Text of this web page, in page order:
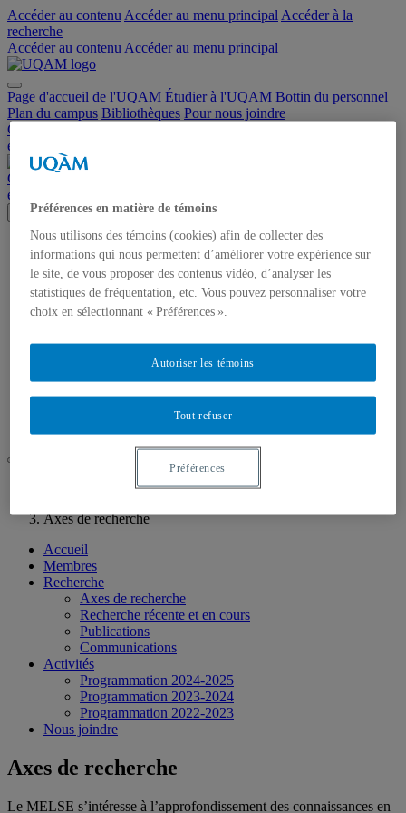
Accéder au contenu Accéder au menu principal Accéder à la
recherche
Accéder au contenu Accéder au menu principal
Page d'accueil de l'UQAM Étudier à l'UQAM Bottin du personnel
Plan du campus Bibliothèques Pour nous joindre
Groupe de recherche en Mesure et évaluation en langue seconde ou
étrangère (MELSE)
Groupe de recherche en Mesure et évaluation en langue seconde ou
étrangère (MELSE)
Menu
Accueil
Membres
Recherche
Axes de recherche
Recherche récente et en cours
Communications
Programmation 2022-2023
Axes de recherche
Accueil
Membres
Recherche
Axes de recherche
Recherche récente et en cours
Publications
Communications
Activités
Programmation 2024-2025
Programmation 2023-2024
Programmation 2022-2023
Nous joindre
Axes de recherche
Le MELSE s’intéresse à l’approfondissement des connaissances en
Préférences en matière de témoins
Nous utilisons des témoins (cookies) afin de collecter des
informations qui nous permettent d’améliorer votre expérience sur
le site, de vous proposer des contenus vidéo, d’analyser les
statistiques de fréquentation, etc. Vous pouvez personnaliser votre
choix en sélectionnant « Préférences ».
Tout refuser
Autoriser les témoins
Préférences